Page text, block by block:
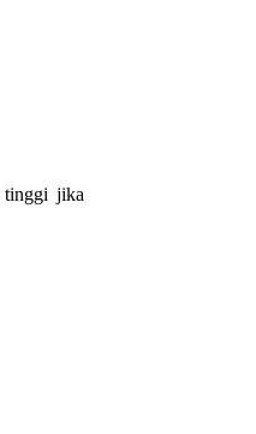
tinggi jika